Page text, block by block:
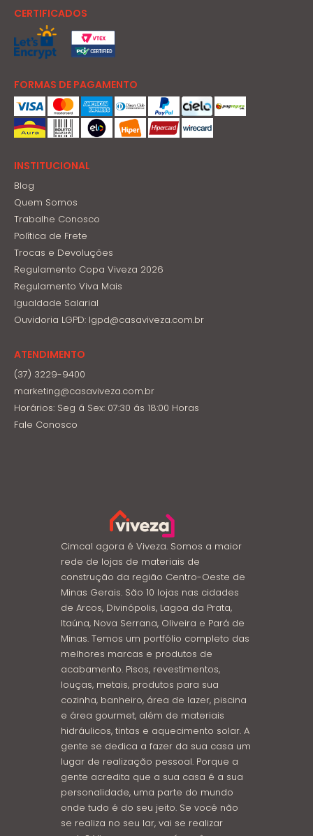
CERTIFICADOS
FORMAS DE PAGAMENTO
INSTITUCIONAL
Blog
Quem Somos
Trabalhe Conosco
Política de Frete
Trocas e Devoluções
Regulamento Copa Viveza 2026
Regulamento Viva Mais
Igualdade Salarial
Ouvidoria LGPD: lgpd@casaviveza.com.br
ATENDIMENTO
(37) 3229-9400
marketing@casaviveza.com.br
Horários: Seg á Sex: 07:30 ás 18:00 Horas
Fale Conosco
Cimcal agora é Viveza. Somos a maior
rede de lojas de materiais de
construção da região Centro-Oeste de
Minas Gerais. São 10 lojas nas cidades
de Arcos, Divinópolis, Lagoa da Prata,
Itaúna, Nova Serrana, Oliveira e Pará de
Minas. Temos um portfólio completo das
melhores marcas e produtos de
acabamento. Pisos, revestimentos,
louças, metais, produtos para sua
cozinha, banheiro, área de lazer, piscina
e área gourmet, além de materiais
hidráulicos, tintas e aquecimento solar. A
gente se dedica a fazer da sua casa um
lugar de realização pessoal. Porque a
gente acredita que a sua casa é a sua
personalidade, uma parte do mundo
onde tudo é do seu jeito. Se você não
se realiza no seu lar, vai se realizar